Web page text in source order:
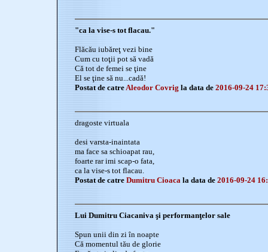
"ca la vise-s tot flacau."
Flăcău iubăreţ vezi bine
Cum cu toţii pot să vadă
Că tot de femei se ţine
El se ţine să nu...cadă!
Postat de catreAleodor Covrig la data de 2016-09-24
dragoste virtuala
desi varsta-inaintata
ma face sa schioapat rau,
foarte rar imi scap-o fata,
ca la vise-s tot flacau.
Postat de catre Dumitru Cioaca la data de 2016-09-24
Lui Dumitru Ciacaniva şi performanţelor sale
Spun unii din zi în noapte
Că momentul tău de glorie